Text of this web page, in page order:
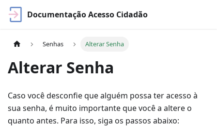
Documentação Acesso Cidadão
Senhas Alterar Senha
Alterar Senha
Caso você desconfie que alguém possa ter acesso à
sua senha, é muito importante que você a altere o
quanto antes. Para isso, siga os passos abaixo: